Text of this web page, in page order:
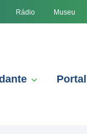
Rádio Museu